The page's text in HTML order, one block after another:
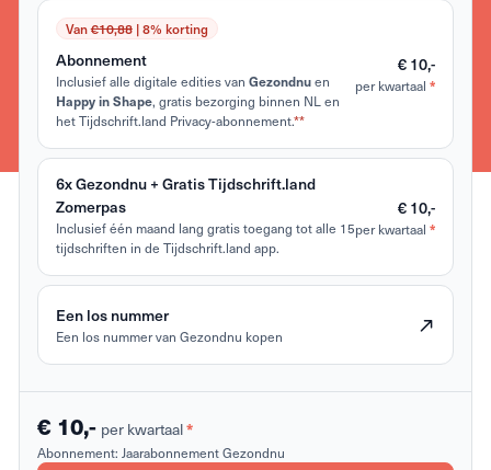
Van€10,88| 8% korting
Abonnement
Inclusief alle digitale edities van Gezondnuen
Happy in Shape, gratis bezorging binnen NL en
het Tijdschrift.land Privacy-abonnement.**
€ 10,-
per kwartaal *
6x Gezondnu + Gratis Tijdschrift.land
Zomerpas
Inclusief één maand lang gratis toegang tot alle 15
tijdschriften in de Tijdschrift.land app.
€ 10,-
per kwartaal *
Een los nummer
Een los nummer van Gezondnu kopen
€ 10,- per kwartaal*
Abonnement: Jaarabonnement Gezondnu